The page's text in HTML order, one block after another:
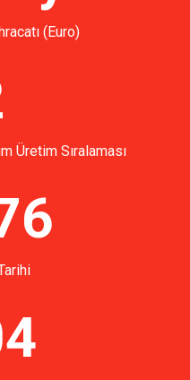
(Euro)
Üretim Sıralaması